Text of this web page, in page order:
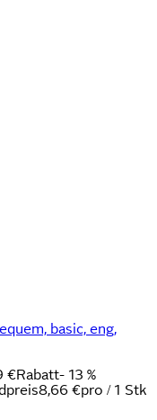
basic, eng,
€Rabatt- 13 %
8,66 €pro / 1 Stk